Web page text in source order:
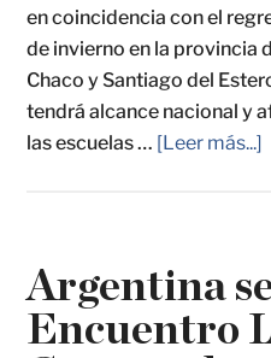
en coincidencia con el
de invierno en la provincia
Chaco y Santiago del
tendrá alcance nacional y
las escuelas … [Leer más...]
Argentina
Encuentro